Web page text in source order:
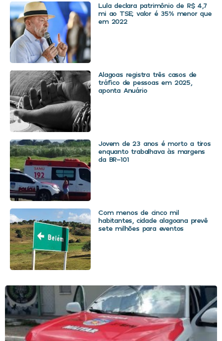
Lula declara patrimônio de R$ 4,7
mi ao TSE; valor é 35% menor que
em 2022
Alagoas registra três casos de
tráfico de pessoas em 2025,
aponta Anuário
Jovem de 23 anos é morto a tiros
enquanto trabalhava às margens
da BR-101
Com menos de cinco mil
habitantes, cidade alagoana prevê
sete milhões para eventos